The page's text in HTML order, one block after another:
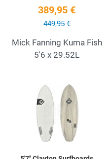
389,95 €
449,95 €
Mick Fanning Kuma Fish
5'6 x 29.52L
Add to Wishlist